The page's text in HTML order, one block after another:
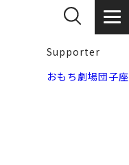
Supporter
おもち劇場団子座